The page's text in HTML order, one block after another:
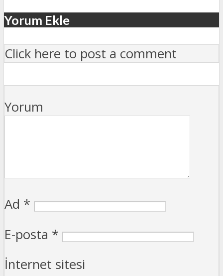
Yorum Ekle
Click here to post a comment
Yorum
Ad *
E-posta *
İnternet sitesi